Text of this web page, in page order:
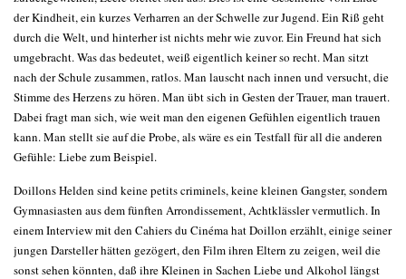
der Kindheit, ein kurzes Verharren an der Schwelle zur Jugend. Ein Riß geht
durch die Welt, und hinterher ist nichts mehr wie zuvor. Ein Freund hat sich
umgebracht. Was das bedeutet, weiß eigentlich keiner so recht. Man sitzt
nach der Schule zusammen, ratlos. Man lauscht nach innen und versucht, die
Stimme des Herzens zu hören. Man übt sich in Gesten der Trauer, man trauert.
Dabei fragt man sich, wie weit man den eigenen Gefühlen eigentlich trauen
kann. Man stellt sie auf die Probe, als wäre es ein Testfall für all die anderen
Gefühle: Liebe zum Beispiel.
Doillons Helden sind keine petits criminels, keine kleinen Gangster, sondern
Gymnasiasten aus dem fünften Arrondissement, Achtklässler vermutlich. In
einem Interview mit den Cahiers du Cinéma hat Doillon erzählt, einige seiner
jungen Darsteller hätten gezögert, den Film ihren Eltern zu zeigen, weil die
sonst sehen könnten, daß ihre Kleinen in Sachen Liebe und Alkohol längst